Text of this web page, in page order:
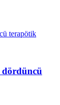
dördüncü